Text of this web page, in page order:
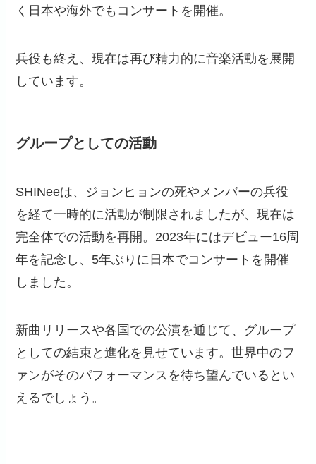
く日本や海外でもコンサートを開催。
兵役も終え、現在は再び精力的に音楽活動を展開
しています。
グループとしての活動
SHINeeは、ジョンヒョンの死やメンバーの兵役
を経て一時的に活動が制限されましたが、現在は
完全体での活動を再開。2023年にはデビュー16周
年を記念し、5年ぶりに日本でコンサートを開催
しました。
新曲リリースや各国での公演を通じて、グループ
としての結束と進化を見せています。世界中のフ
ァンがそのパフォーマンスを待ち望んでいるとい
えるでしょう。